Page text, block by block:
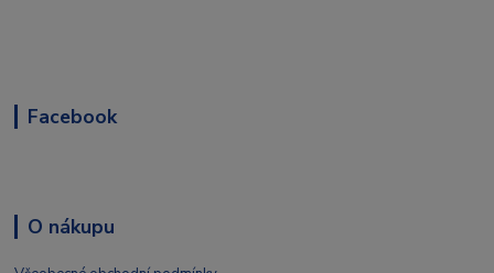
Facebook
O nákupu